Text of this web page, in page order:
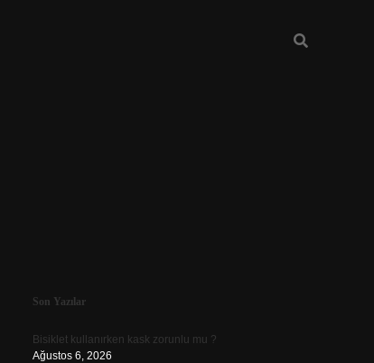
Sidebar
Son Yazılar
Bisiklet kullanırken kask zorunlu mu ?
Ağustos 6, 2026